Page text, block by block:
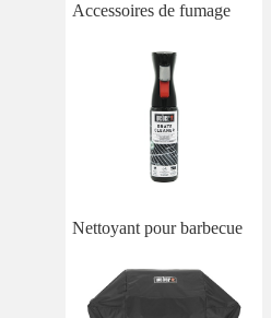
Accessoires de fumage
Nettoyant pour barbecue